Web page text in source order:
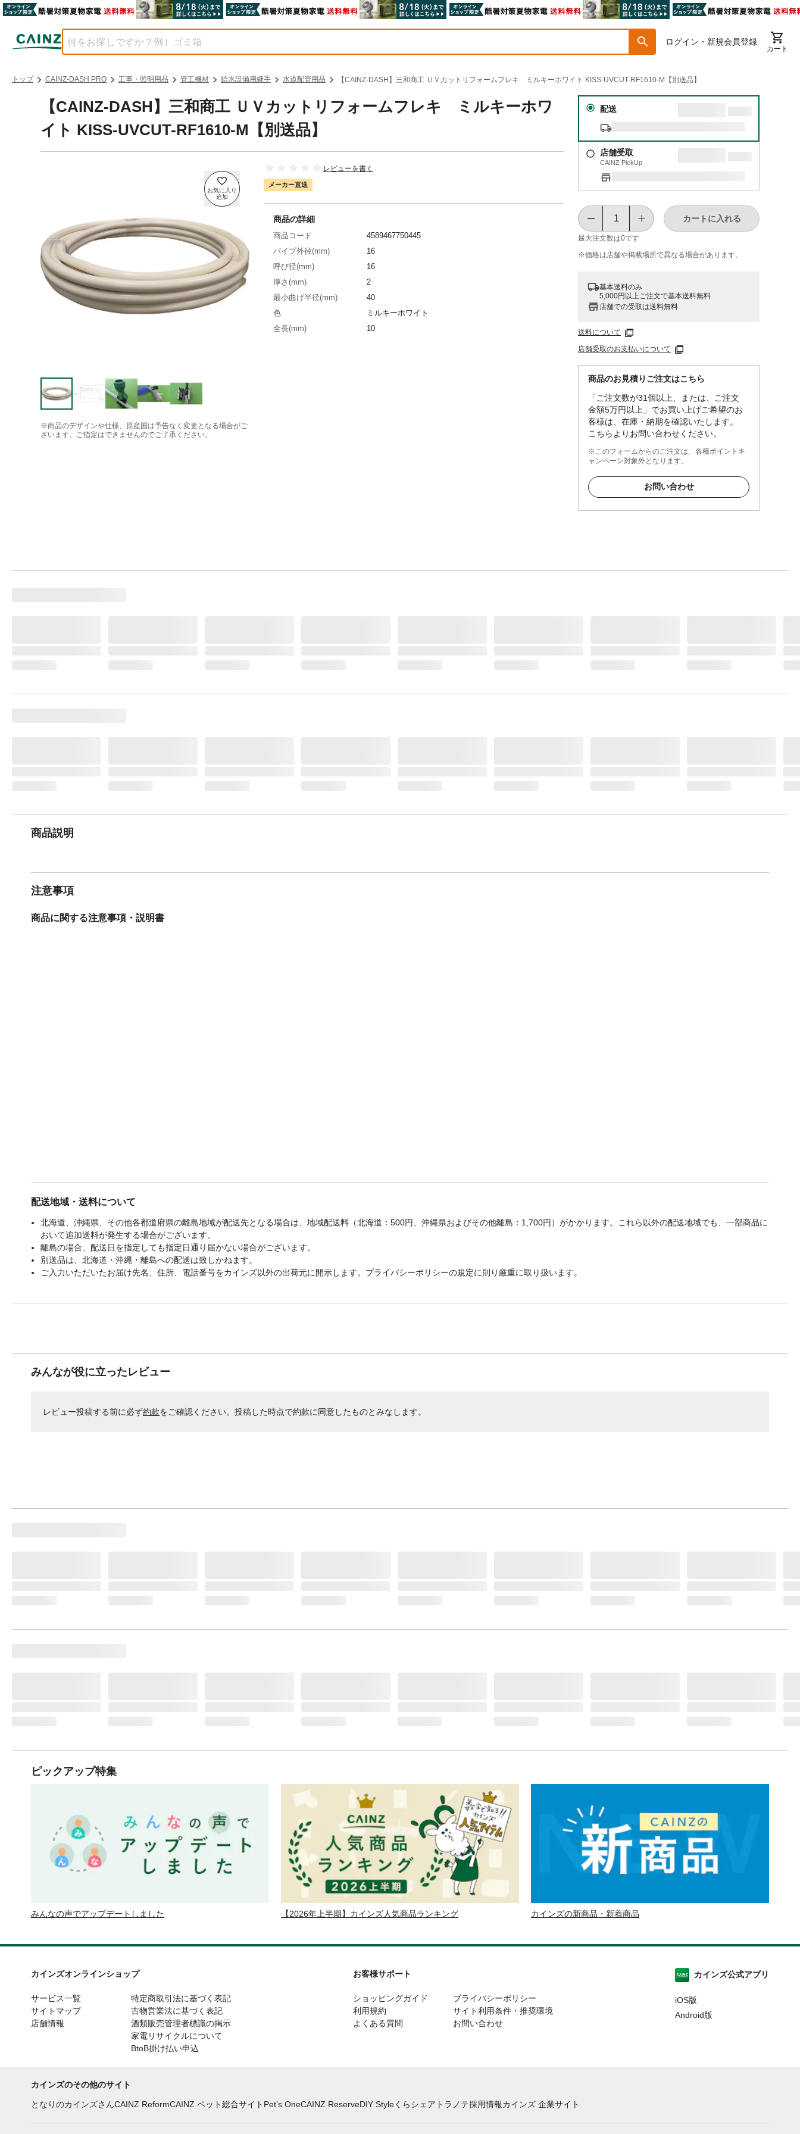
ログイン・新規会員登録
カート
トップ CAINZ-DASH PRO 工事・照明用品 管工機材 給水設備用継手 水道配管用品 【CAINZ-DASH】三和商工 ＵＶカットリフォームフレキ ミルキーホワイト KISS-UVCUT-RF1610-M【別送品】
【CAINZ-DASH】三和商工 ＵＶカットリフォームフレキ ミルキーホワ
イト KISS-UVCUT-RF1610-M【別送品】
※商品のデザインや仕様、原産国は予告なく変更となる場合がご
ざいます。ご指定はできませんのでご了承ください。
レビューを書く
メーカー直送
配送
店舗受取
CAINZ PickUp
最大注文数は0です
カートに入れる
※価格は​店舗や​掲載場所で​異なる​場合が​あります。
基本送料のみ
5,000円以上ご注文で基本送料無料
店舗での受取は送料無料
送料について
店舗受取のお支払いについて
商品のお見積りご注文はこちら
「ご注文数が31個以上、または、ご注文
金額5万円以上」でお買い上げご希望のお
客様は、在庫・納期を確認いたします。
こちらよりお問い合わせください。
※このフォームからのご注文は、各種ポイントキ
ャンペーン対象外となります。
お問い合わせ
商品の詳細
商品コード
4589467750445
パイプ外径(mm)
16
呼び径(mm)
16
厚さ(mm)
2
最小曲げ半径(mm)
40
色
ミルキーホワイト
全長(mm)
10
商品説明
注意事項
商品に関する注意事項・説明書
配送地域・送料について
北海道、沖縄県、その他各都道府県の離島地域が配送先となる場合は、地域配送料（北海道：500円、沖縄県およびその他離島：1,700円）がかかります。これら以外の配送地域でも、一部商品に
おいて追加送料が発生する場合がございます。
離島の場合、配送日を指定しても指定日通り届かない場合がございます。
別送品は、北海道・沖縄・離島への配送は致しかねます。
ご入力いただいたお届け先名、住所、電話番号をカインズ以外の出荷元に開示します。プライバシーポリシーの規定に則り厳重に取り扱います。
みんなが役に立ったレビュー
レビュー投稿する前に必ず約款をご確認ください。投稿した時点で約款に同意したものとみなします。
ピックアップ特集
みんなの声でアップデートしました 【2026年上半期】カインズ人気商品ランキング カインズの新商品・新着商品
カインズオンラインショップ
サービス一覧
サイトマップ
店舗情報
特定商取引法に基づく表記
古物営業法に基づく表記
酒類販売管理者標識の掲示
家電リサイクルについて
BtoB掛け払い申込
お客様サポート
ショッピングガイド
利用規約
よくある質問
プライバシーポリシー
サイト利用条件・推奨環境
お問い合わせ
カインズ公式アプリ
iOS版
Android版
カインズのその他のサイト
となりのカインズさんCAINZ ReformCAINZ ペット総合サイト Pet’s OneCAINZ ReserveDIY Styleくらシェア トラノテ採用情報カインズ 企業サイト